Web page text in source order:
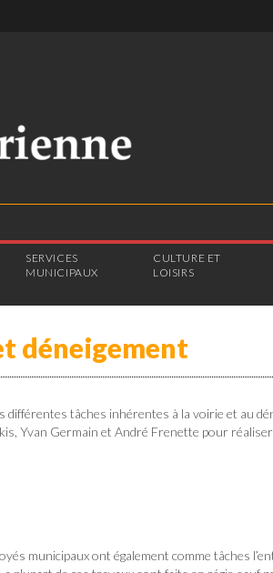
SERVICES
MUNICIPAUX
CULTURE ET
LOISIRS
déneigement
différentes tâches inhérentes à la voirie et au
Yvan Germain et André Frenette pour
municipaux ont également comme tâches